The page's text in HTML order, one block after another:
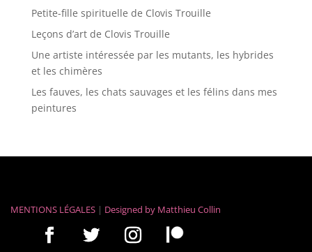
Petite-fille spirituelle de Clovis Trouille
Leçons d’art de Clovis Trouille
Une artiste intéressée par les mutants, les hybrides
et les chimères
Les fauves, les chats sauvages et les félins dans mes
peintures
MENTIONS LÉGALES | Designed by Matthieu Collin